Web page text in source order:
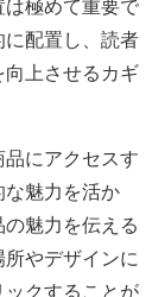
は極めて重要で
に配置し、読者
向上させるカギ
にアクセスす
な魅力を活か
魅力を伝える
やデザインに
ックすることが